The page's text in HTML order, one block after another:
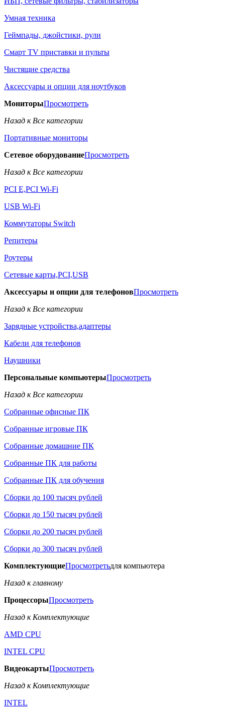
Умная техника
Геймпады, джойстики, рули
Смарт TV приставки и пульты
Чистящие средства
Аксессуары и опции для ноутбуков
МониторыПросмотреть
Назад к Все категории
Портативные мониторы
Сетевое оборудованиеПросмотреть
Назад к Все категории
PCI E,PCI Wi-Fi
USB Wi-Fi
Коммутаторы Switch
Репитеры
Роутеры
Сетевые карты,PCI,USB
Аксессуары и опции для телефоновПросмотреть
Назад к Все категории
Зарядные устройства,адаптеры
Кабели для телефонов
Наушники
Персональные компьютерыПросмотреть
Назад к Все категории
Собранные офисные ПК
Собранные игровые ПК
Собранные домашние ПК
Собранные ПК для работы
Собранные ПК для обучения
Сборки до 100 тысяч рублей
Сборки до 150 тысяч рублей
Сборки до 200 тысяч рублей
Сборки до 300 тысяч рублей
КомплектующиеПросмотретьдля компьютера
Назад к главному
ПроцессорыПросмотреть
Назад к Комплектующие
AMD CPU
INTEL CPU
ВидеокартыПросмотреть
Назад к Комплектующие
INTEL